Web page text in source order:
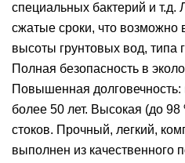
специальных бактерий и т.д.
сжатые сроки, что возможно
высоты грунтовых вод, типа
Полная безопасность в
Повышенная
более 50 лет. Высокая (до 98
стоков. Прочный, легкий,
выполнен из качественного